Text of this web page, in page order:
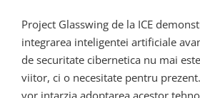
Project Glasswing de la ICE
integrarea inteligentei artificiale
de securitate cibernetica nu mai
viitor, ci o necesitate pentru
vor intarzia adoptarea acestor